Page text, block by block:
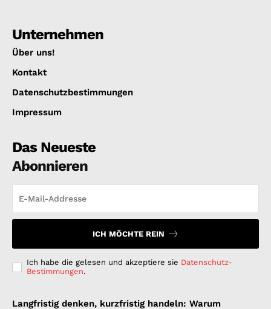
Unternehmen
Über uns!
Kontakt
Datenschutzbestimmungen
Impressum
Das Neueste
Abonnieren
ICH MÖCHTE REIN
Ich habe die gelesen und akzeptiere sie Datenschutz-
Bestimmungen.
Langfristig denken, kurzfristig handeln: Warum